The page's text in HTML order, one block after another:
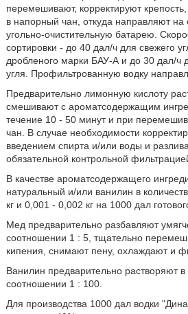
перемешивают, корректируют
в напорный чан, откуда направляют
угольно-очистительную батарею.
сортировки - до 40 дал/ч для свежего
дробленого марки БАУ-А и до 30 дал/ч
угля. Профильтрованную водку
Предварительно лимонную кислоту
смешивают с ароматсодержащим
течение 10 - 50 минут и при
чан. В случае необходимости
введением спирта и/или воды и
обязательной контрольной
В качестве ароматсодержащего
натуральный и/или ванилин в
кг и 0,001 - 0,002 кг на 1000 дал
Мед предварительно разбавляют
соотношении 1 : 5, тщательно
кипения, снимают пену, охлаждают и
Ванилин предварительно растворяют в
соотношении 1 : 100.
Для производства 1000 дал водки